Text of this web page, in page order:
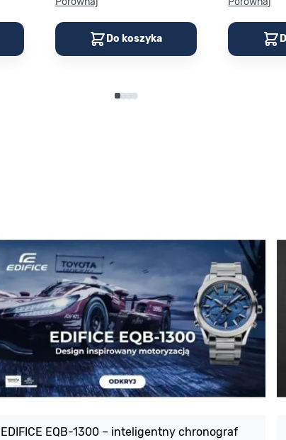
Do koszyka
EDIFICE EQB-1300 – inteligentny chronograf